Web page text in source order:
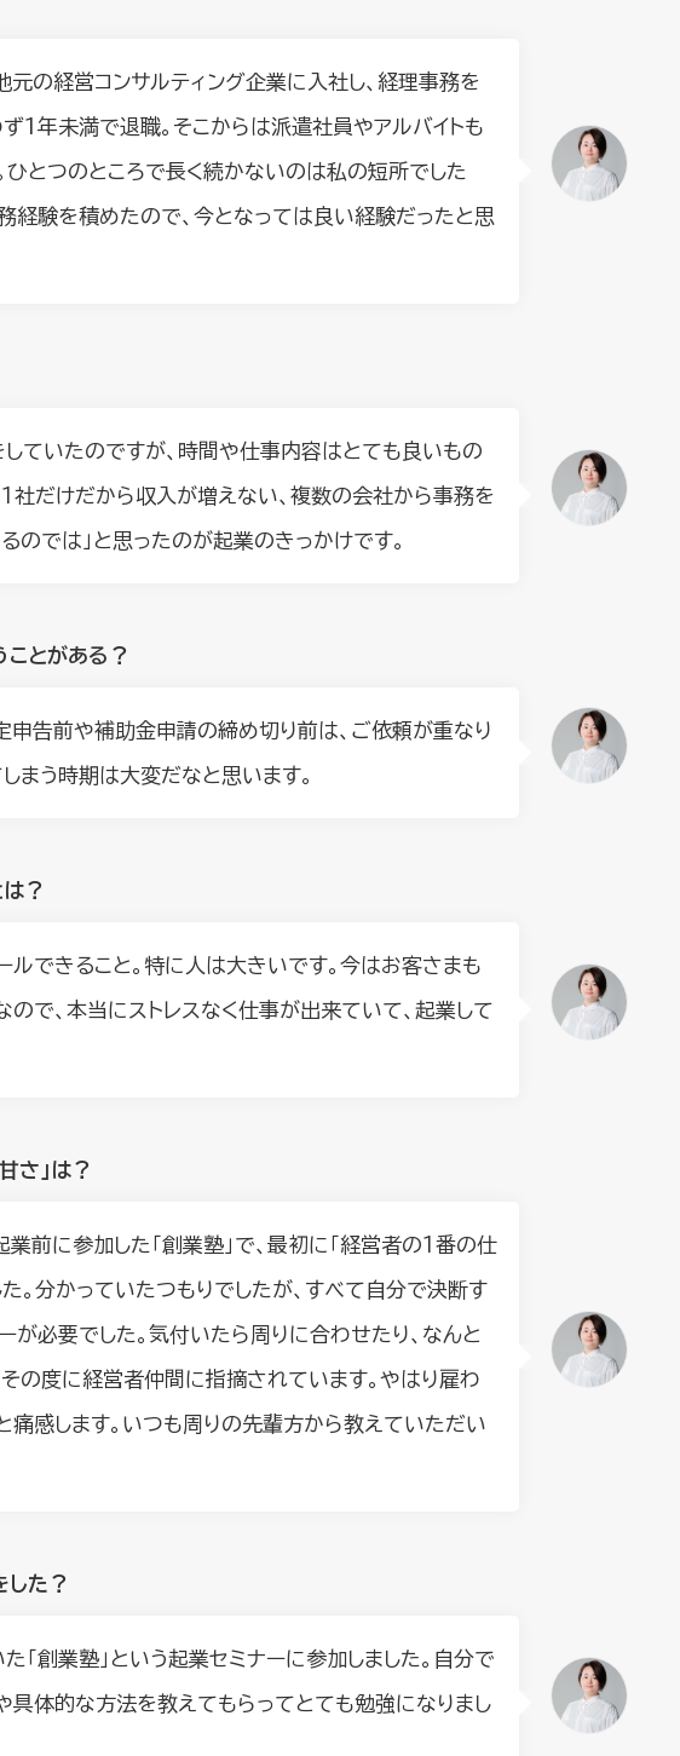
の経営コンサルティング企業に入社し、経理事務を
1年未満で退職。そこからは派遣社員やアルバイトも
とつのところで長く続かないのは私の短所でした
経験を積めたので、今となっては良い経験だったと思
ていたのですが、時間や仕事内容はとても良いもの
社だけだから収入が増えない、複数の会社から事務を
では」と思ったのが起業のきっかけです。
ことがある？
申告前や補助金申請の締め切り前は、ご依頼が重なり
まう時期は大変だなと思います。
は？
ルできること。特に人は大きいです。今はお客さまも
で、本当にストレスなく仕事が出来ていて、起業して
さ」は？
前に参加した「創業塾」で、最初に「経営者の１番の仕
。分かっていたつもりでしたが、すべて自分で決断す
が必要でした。気付いたら周りに合わせたり、なんと
その度に経営者仲間に指摘されています。やはり雇わ
痛感します。いつも周りの先輩方から教えていただい
した？
創業塾」という起業セミナーに参加しました。自分で
具体的な方法を教えてもらってとても勉強になりまし